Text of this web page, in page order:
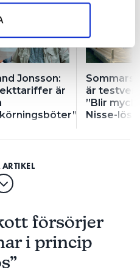
tjänster.
Jonsson:
är
är
”Blir
Nisse-
försörjer
i princip